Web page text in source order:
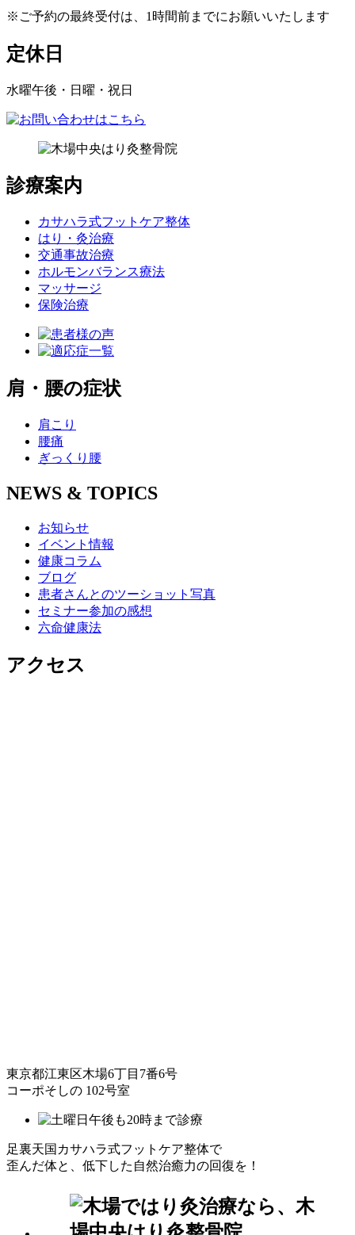
※ご予約の最終受付は、1時間前までにお願いいたします
定休日
水曜午後・日曜・祝日
診療案内
カサハラ式フットケア整体
はり・灸治療
交通事故治療
ホルモンバランス療法
マッサージ
保険治療
肩・腰の症状
肩こり
腰痛
ぎっくり腰
NEWS & TOPICS
お知らせ
イベント情報
健康コラム
ブログ
患者さんとのツーショット写真
セミナー参加の感想
六命健康法
アクセス
東京都江東区木場6丁目7番6号
コーポそしの 102号室
足裏天国カサハラ式フットケア整体で
歪んだ体と、低下した自然治癒力の回復を！